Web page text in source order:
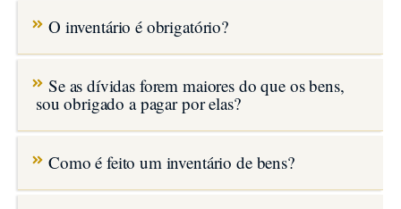
O inventário é obrigatório?
Se as dívidas forem maiores do que os bens,
sou obrigado a pagar por elas?
Como é feito um inventário de bens?